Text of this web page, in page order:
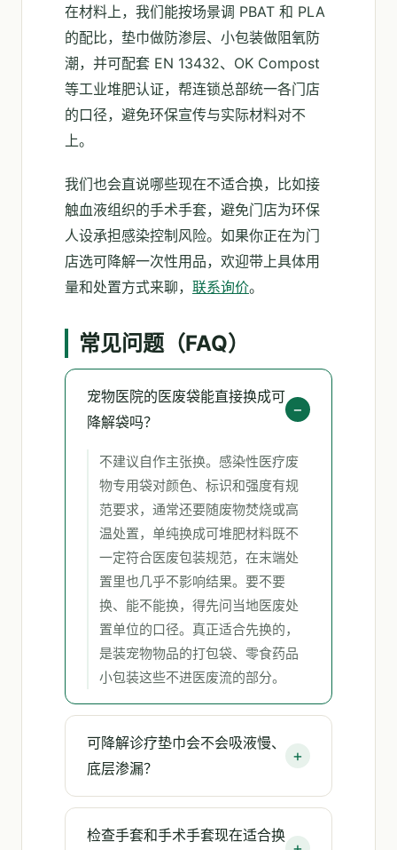
在材料上，我们能按场景调 PBAT 和 PLA
的配比，垫巾做防渗层、小包装做阻氧防
潮，并可配套 EN 13432、OK Compost
等工业堆肥认证，帮连锁总部统一各门店
的口径，避免环保宣传与实际材料对不
上。
我们也会直说哪些现在不适合换，比如接
触血液组织的手术手套，避免门店为环保
人设承担感染控制风险。如果你正在为门
店选可降解一次性用品，欢迎带上具体用
量和处置方式来聊， 联系询价。
常见问题（FAQ）
宠物医院的医废袋能直接换成可
降解袋吗？
不建议自作主张换。感染性医疗废
物专用袋对颜色、标识和强度有规
范要求，通常还要随废物焚烧或高
温处置，单纯换成可堆肥材料既不
一定符合医废包装规范，在末端处
置里也几乎不影响结果。要不要
换、能不能换，得先问当地医废处
置单位的口径。真正适合先换的，
是装宠物物品的打包袋、零食药品
小包装这些不进医废流的部分。
可降解诊疗垫巾会不会吸液慢、
底层渗漏？
检查手套和手术手套现在适合换